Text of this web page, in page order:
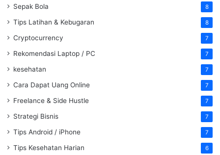
Sepak Bola 8
Tips Latihan & Kebugaran 8
Cryptocurrency 7
Rekomendasi Laptop / PC 7
kesehatan 7
Cara Dapat Uang Online 7
Freelance & Side Hustle 7
Strategi Bisnis 7
Tips Android / iPhone 7
Tips Kesehatan Harian 6